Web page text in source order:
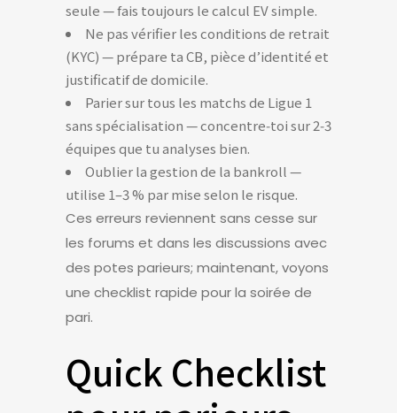
seule — fais toujours le calcul EV simple.
Ne pas vérifier les conditions de retrait
(KYC) — prépare ta CB, pièce d’identité et
justificatif de domicile.
Parier sur tous les matchs de Ligue 1
sans spécialisation — concentre‑toi sur 2‑3
équipes que tu analyses bien.
Oublier la gestion de la bankroll —
utilise 1–3 % par mise selon le risque.
Ces erreurs reviennent sans cesse sur
les forums et dans les discussions avec
des potes parieurs; maintenant, voyons
une checklist rapide pour la soirée de
pari.
Quick Checklist